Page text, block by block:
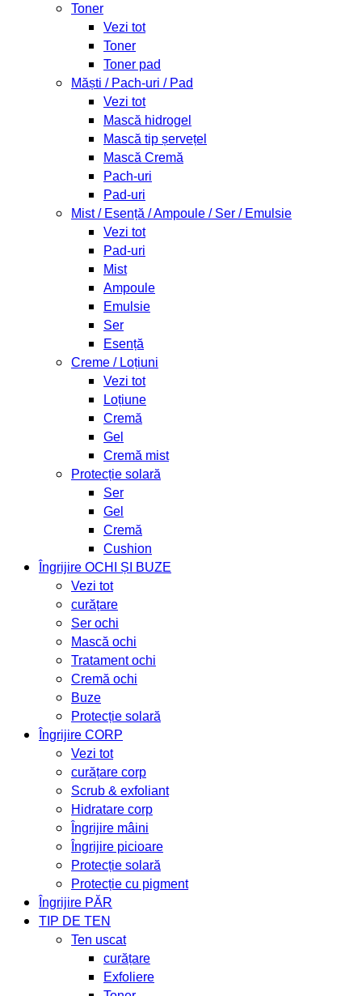
Toner
Vezi tot
Toner
Toner pad
Măști / Pach-uri / Pad
Vezi tot
Mască hidrogel
Mască tip șervețel
Mască Cremă
Pach-uri
Pad-uri
Mist / Esență / Ampoule / Ser / Emulsie
Vezi tot
Pad-uri
Mist
Ampoule
Emulsie
Ser
Esență
Creme / Loțiuni
Vezi tot
Loțiune
Cremă
Gel
Cremă mist
Protecție solară
Ser
Gel
Cremă
Cushion
Îngrijire OCHI ȘI BUZE
Vezi tot
curățare
Ser ochi
Mască ochi
Tratament ochi
Cremă ochi
Buze
Protecție solară
Îngrijire CORP
Vezi tot
curățare corp
Scrub & exfoliant
Hidratare corp
Îngrijire mâini
Îngrijire picioare
Protecție solară
Protecție cu pigment
Îngrijire PĂR
TIP DE TEN
Ten uscat
curățare
Exfoliere